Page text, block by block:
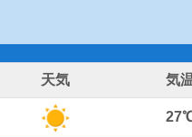
天気 気